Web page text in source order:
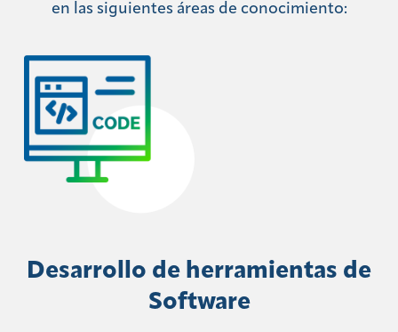
en las siguientes áreas de conocimiento:
Desarrollo de herramientas de
Software